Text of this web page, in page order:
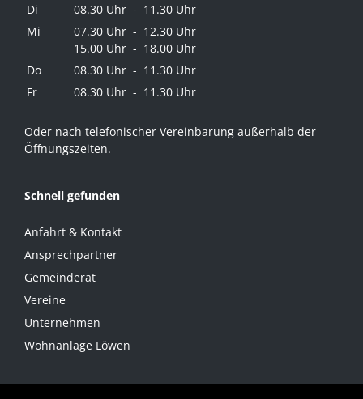
Di
08.30 Uhr - 11.30 Uhr
Mi
07.30 Uhr - 12.30 Uhr
15.00 Uhr - 18.00 Uhr
Do
08.30 Uhr - 11.30 Uhr
Fr
08.30 Uhr - 11.30 Uhr
Oder nach telefonischer Vereinbarung außerhalb der
Öffnungszeiten.
Schnell gefunden
Anfahrt & Kontakt
Ansprechpartner
Gemeinderat
Vereine
Unternehmen
Wohnanlage Löwen